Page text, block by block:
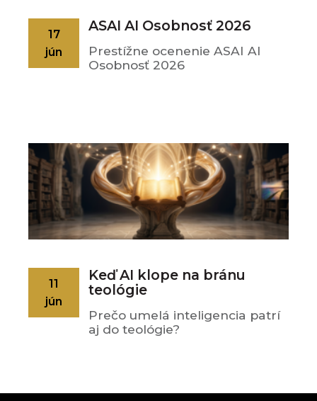
ASAI AI Osobnosť 2026
17
jún
Prestížne ocenenie ASAI AI
Osobnosť 2026
Keď AI klope na bránu
teológie
11
jún
Prečo umelá inteligencia patrí
aj do teológie?